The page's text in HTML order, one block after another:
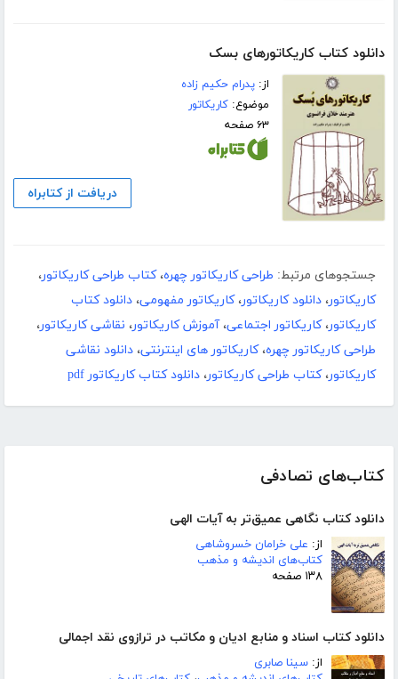
کتاب‌های تصادفی
دانلود کتاب نگاهی عمیق‌تر به آیات الهی
از: علی خرامان خسروشاهی
کتاب‌های اندیشه و مذهب
۱۳۸ صفحه
دانلود کتاب اسناد و منابع ادیان و مکاتب در ترازوی نقد اجمالی
از: سینا صابری
دانلود کتاب کاریکاتورهای بسک
از:پدرام حکیم زاده
موضوع:کاریکاتور
۶۳ صفحه
دریافت از کتابراه
جستجوهای مرتبط: طراحی کاریکاتور چهره،کتاب طراحی کاریکاتور،
کاریکاتور، دانلود کاریکاتور،کاریکاتور مفهومی، دانلود کتاب
کاریکاتور،کاریکاتور اجتماعی،آموزش کاریکاتور، نقاشی کاریکاتور،
طراحی کاریکاتور چهره،کاریکاتور های اینترنتی، دانلود نقاشی
کاریکاتور،کتاب طراحی کاریکاتور، دانلود کتاب کاریکاتور pdf